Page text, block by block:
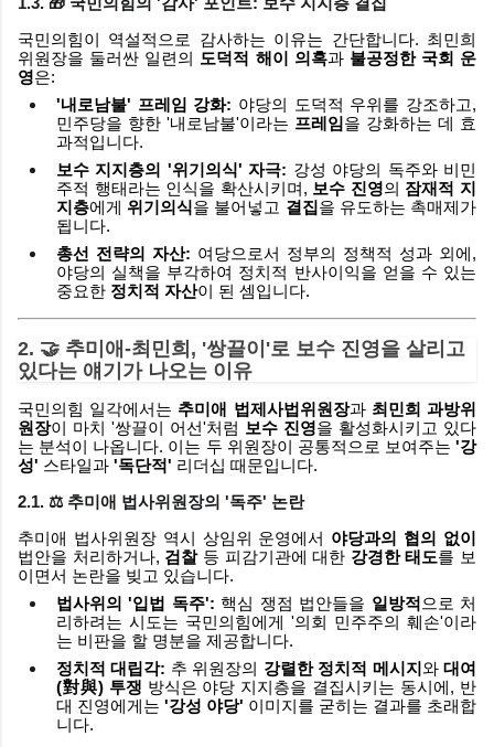
국민의힘이 역설적으로 감사하는 이유는 간단합니다. 최민희
위원장을 둘러싼 일련의 도덕적 해이 의혹과 불공정한 국회 운
영은:
'내로남불' 프레임 강화: 야당의 도덕적 우위를 강조하고,
민주당을 향한 '내로남불'이라는 프레임을 강화하는 데 효
과적입니다.
보수 지지층의 '위기의식' 자극: 강성 야당의 독주와 비민
주적 행태라는 인식을 확산시키며, 보수 진영의 잠재적 지
지층에게 위기의식을 불어넣고 결집을 유도하는 촉매제가
됩니다.
총선 전략의 자산: 여당으로서 정부의 정책적 성과 외에,
야당의 실책을 부각하여 정치적 반사이익을 얻을 수 있는
중요한 정치적 자산이 된 셈입니다.
2. 🤝 추미애-최민희, '쌍끌이'로 보수 진영을 살리고
있다는 얘기가 나오는 이유
국민의힘 일각에서는 추미애 법제사법위원장과 최민희 과방위
원장이 마치 '쌍끌이 어선'처럼 보수 진영을 활성화시키고 있다
는 분석이 나옵니다. 이는 두 위원장이 공통적으로 보여주는 '강
성' 스타일과 '독단적' 리더십 때문입니다.
2.1. ⚖️ 추미애 법사위원장의 '독주' 논란
추미애 법사위원장 역시 상임위 운영에서 야당과의 협의 없이
법안을 처리하거나, 검찰등 피감기관에 대한 강경한 태도를 보
이면서 논란을 빚고 있습니다.
법사위의 '입법 독주': 핵심 쟁점 법안들을 일방적 으로 처
리하려는 시도는 국민의힘에게 '의회 민주주의 훼손'이라
는 비판을 할 명분을 제공합니다.
정치적 대립각: 추 위원장의 강렬한 정치적 메시지와대여
(對與) 투쟁 방식은 야당 지지층을 결집시키는 동시에, 반
대 진영에게는 '강성 야당' 이미지를 굳히는 결과를 초래합
니다.